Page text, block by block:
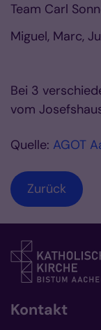
Team Carl
Miguel, Marc,
Bei 3
vom
Quelle: AGOT
Zurück
Kontakt